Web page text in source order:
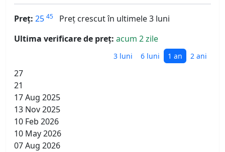
Preț: 25 45
Preț crescut în ultimele 3 luni
Ultima verificare de preț: acum 2 zile
3 luni 6 luni 1 an 2 ani
27
21
17 Aug 2025
13 Nov 2025
10 Feb 2026
10 May 2026
07 Aug 2026